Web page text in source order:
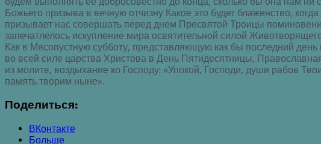
Божьего призыва в вечную отчизну Какое это будет блаженство,
призывает нас совершать перед днем Пресвятой Троицы
запечатлелось искупление мира освятительной силой
Как в Мясопустную субботу, представляющую как бы последний
во всей силе царства Христова в День Пятидесятницы,
из молитв, воздыхание ко Господу: «Упокой, Господи, души рабов
память творим ныне».
Поделиться:
ВКонтакте
Больше